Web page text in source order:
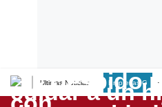
Últimas Noticias Empresas G
Lo último